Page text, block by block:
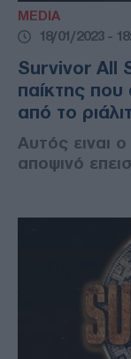
MEDIA
18/01/2023 -
Survivor All
παίκτης
από το
Αυτός ειναι
αποψινό